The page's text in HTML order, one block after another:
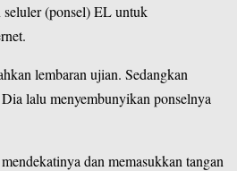
(ponsel) EL untuk
lembaran ujian. Sedangkan
lalu menyembunyikan ponselnya
dan memasukkan tangan